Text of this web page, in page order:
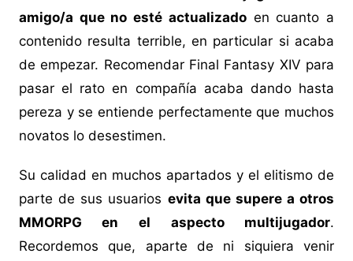
amigo/a que no esté actualizadoen cuanto a
contenido resulta terrible, en particular si acaba
de empezar. Recomendar Final Fantasy XIV para
pasar el rato en compañía acaba dando hasta
pereza y se entiende perfectamente que muchos
novatos lo desestimen.
Su calidad en muchos apartados y el elitismo de
parte de sus usuarios evita que supere a otros
MMORPG en el aspecto multijugador.
Recordemos que, aparte de ni siquiera venir